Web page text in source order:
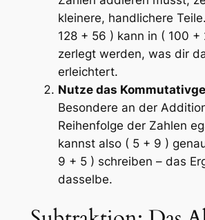
kleinere, handlichere
128 + 56 ) kann in ( 100
zerlegt werden, was dir
erleichtert.
Nutze das
Besondere an der
Reihenfolge der Zahlen
kannst also ( 5 + 9 )
9 + 5 ) schreiben – das
dasselbe.